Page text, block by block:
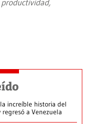
increíble historia del
a Venezuela